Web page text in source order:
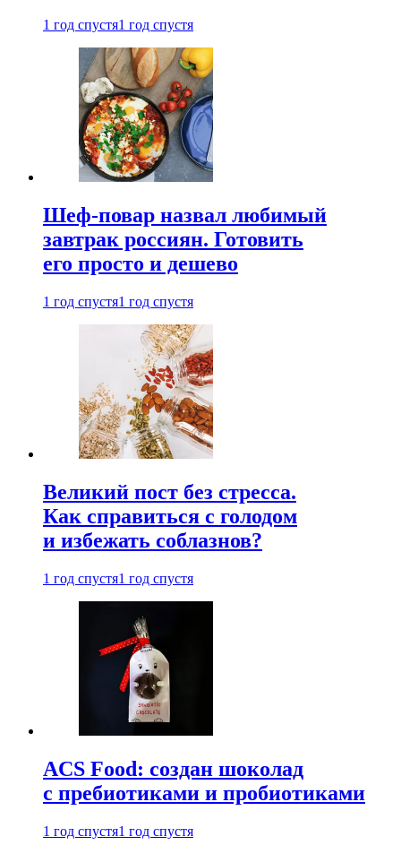
1 год спустя1 год спустя
Шеф-повар назвал любимый
завтрак россиян. Готовить
его просто и дешево
1 год спустя1 год спустя
Великий пост без стресса.
Как справиться с голодом
и избежать соблазнов?
1 год спустя1 год спустя
ACS Food: создан шоколад
с пребиотиками и пробиотиками
1 год спустя1 год спустя